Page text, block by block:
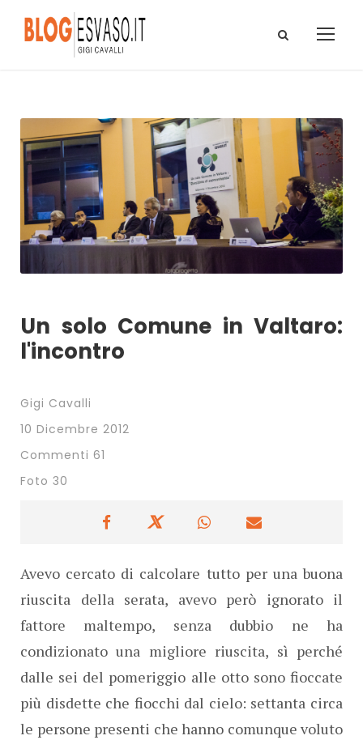
Un solo Comune in Valtaro:
l'incontro
Gigi Cavalli
10 Dicembre 2012
Commenti 61
Foto 30
Avevo cercato di calcolare tutto per una buona
riuscita della serata, avevo però ignorato il
fattore maltempo, senza dubbio ne ha
condizionato una migliore riuscita, sì perché
dalle sei del pomeriggio alle otto sono fioccate
più disdette che fiocchi dal cielo: settanta circa
le persone presenti che hanno comunque voluto